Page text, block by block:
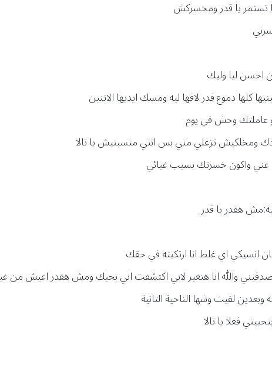
تستمر يا قدر ومخسركش
احسن ليا وليك
كلها دموع قدر لافها ليه ومسك ايديها الاتنين
عاملتك وحش في يوم
ومخلكيش تزعلي مني بس انتي متسبنيش يا تالا
عني واكون خسرتك بسبب غبائي
هقدر يا قدر
انسيكي اي غلط انا ارتكبته في حقك
والله انا هتغير لاني اكتشفت اني بحبك ومش هقدر اعيش من
لفيت وشها الناحية التانية
فعلا يا تالا